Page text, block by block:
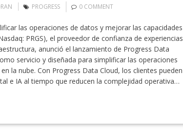
PROGRESS 0 COMMENT
las operaciones de datos y mejorar las capacidades
PRGS), el proveedor de confianza de experiencias
anunció el lanzamiento de Progress Data
servicio y diseñada para simplificar las operaciones
la nube. Con Progress Data Cloud, los clientes pueden
e IA al tiempo que reducen la complejidad operativa…